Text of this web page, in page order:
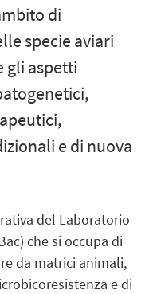
di
specie aviari
gli aspetti
e di nuova
del Laboratorio
che si occupa di
da matrici animali,
e di